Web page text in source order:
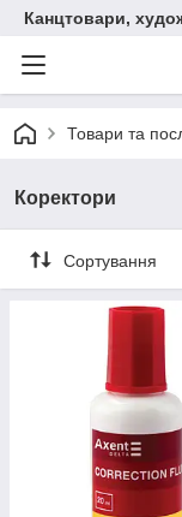
Канцтовари,
Товари та
Коректори
Сортування